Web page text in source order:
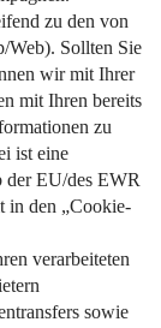
Bildquellen